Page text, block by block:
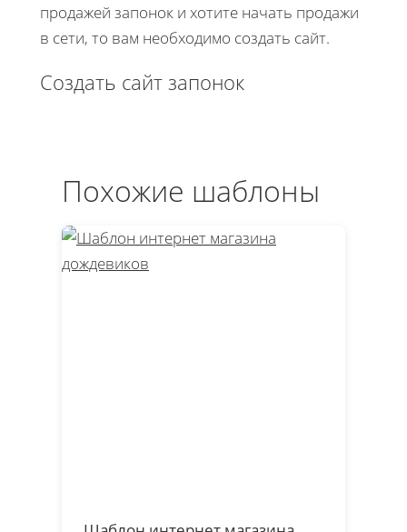
продажей запонок и хотите начать продажи
в сети, то вам необходимо создать сайт.
Создать сайт запонок
Похожие шаблоны